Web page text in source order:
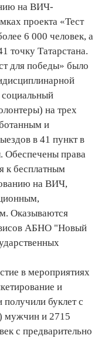
на ВИЧ-
проекта «Тест
6 000 человек, а
точку Татарстана.
для победы» было
на трех
и
в 41 пункт в
Обеспечены права
к бесплатным
на ВИЧ,
Оказываются
АБНО "Новый
в мероприятиях
и
буклет с
мужчин и 2715
с предварительно